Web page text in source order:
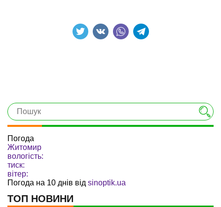
Погода
Житомир
вологість:
тиск:
вітер:
Погода на 10 днів від sinoptik.ua
ТОП НОВИНИ